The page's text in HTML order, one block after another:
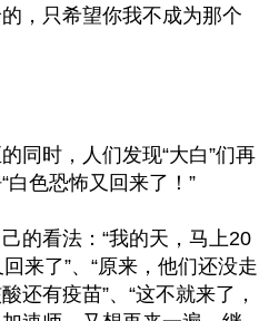
，只希望你我不成为那个
同时，人们发现“大白”们再
白色恐怖又回来了！”
的看法：“我的天，马上20
来了”、“原来，他们还没走
还有疫苗”、“这不就来了，